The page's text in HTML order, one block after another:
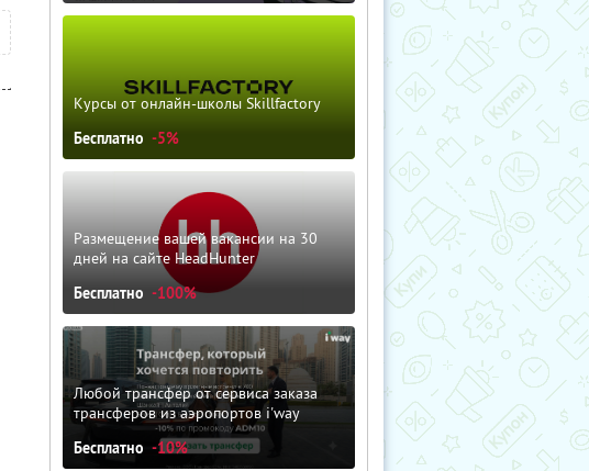
Курсы от онлайн-школы Skillfactory
Бесплатно -5%
Размещение вашей вакансии на 30
дней на сайте HeadHunter
Бесплатно -100%
Любой трансфер от сервиса заказа
трансферов из аэропортов i'way
Бесплатно -10%